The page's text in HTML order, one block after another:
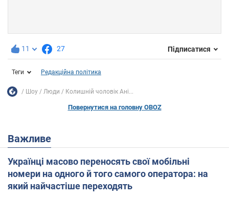
11 27 Підписатися
Теги Редакційна політика
Шоу Люди Колишній чоловік Ані...
Повернутися на головну OBOZ
Важливе
Українці масово переносять свої мобільні
номери на одного й того самого оператора: на
який найчастіше переходять